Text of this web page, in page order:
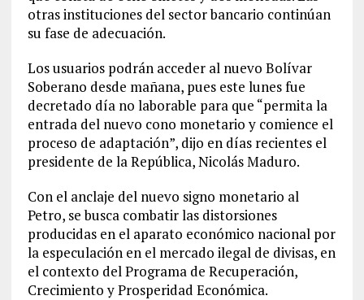
otras instituciones del sector bancario continúan
su fase de adecuación.
Los usuarios podrán acceder al nuevo Bolívar
Soberano desde mañana, pues este lunes fue
decretado día no laborable para que “permita la
entrada del nuevo cono monetario y comience el
proceso de adaptación”, dijo en días recientes el
presidente de la República, Nicolás Maduro.
Con el anclaje del nuevo signo monetario al
Petro, se busca combatir las distorsiones
producidas en el aparato económico nacional por
la especulación en el mercado ilegal de divisas, en
el contexto del Programa de Recuperación,
Crecimiento y Prosperidad Económica.